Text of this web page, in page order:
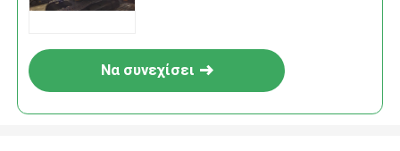
Να συνεχίσει